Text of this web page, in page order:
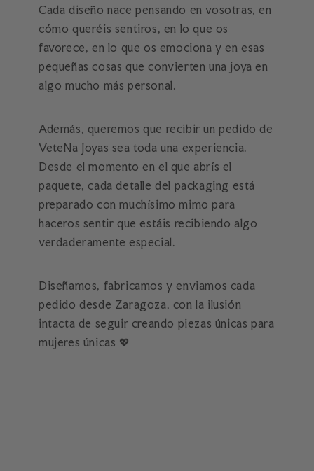
Cada diseño nace pensando en vosotras, en
cómo queréis sentiros, en lo que os
favorece, en lo que os emociona y en esas
pequeñas cosas que convierten una joya en
algo mucho más personal.
Además, queremos que recibir un pedido de
VeteNa Joyas sea toda una experiencia.
Desde el momento en el que abrís el
paquete, cada detalle del packaging está
preparado con muchísimo mimo para
haceros sentir que estáis recibiendo algo
verdaderamente especial.
Diseñamos, fabricamos y enviamos cada
pedido desde Zaragoza, con la ilusión
intacta de seguir creando piezas únicas para
mujeres únicas 💖